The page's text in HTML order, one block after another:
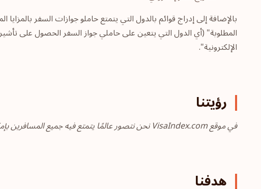
بالإضافة إلى إدراج قوائم بالدول التي يتمتع حاملو جوازات السفر
المطلوبة" (أي الدول التي يتعين على حاملي جواز السفر الحصول على
الإلكترونية".
رؤيتنا
في موقع VisaIndex.com نحن نتصور عالمًا يتمتع فيه جميع المسافرين بإمكانية الوصول الفوري إلى مصدر موثوق يمكن من خلاله معرفة كل ما يتعلق بترتيب جوازات السفر عالميًا.
هدفنا